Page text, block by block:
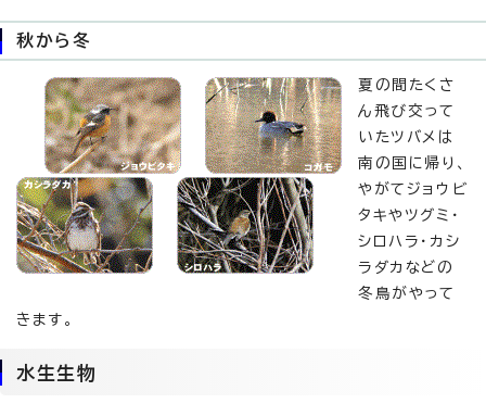
秋から冬
夏の間たくさ
ん飛び交って
いたツバメは
南の国に帰り、
やがてジョウビ
タキやツグミ・
シロハラ・カシ
ラダカなどの
冬鳥がやって
きます。
水生生物